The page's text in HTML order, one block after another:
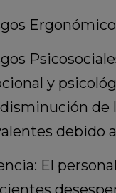
y
de
debido
El